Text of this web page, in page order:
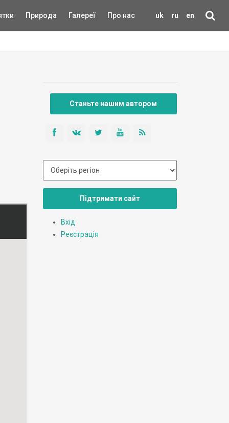
uk ru en
Природа Галереї Про нас
Станьте нашим автором
Підтримати сайт
Вхід
Реєстрація